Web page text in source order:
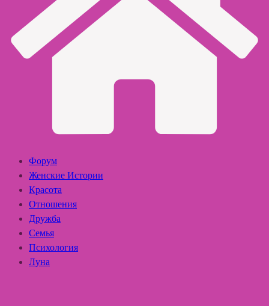
Форум
Женские Истории
Красота
Отношения
Дружба
Семья
Психология
Луна